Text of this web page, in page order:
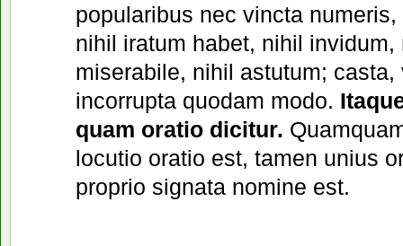
popularibus nec vincta
nihil iratum habet, nihil
miserabile, nihil astutum; casta,
incorrupta quodam modo.
quam oratio dicitur.
locutio oratio est, tamen unius
proprio signata nomine est.